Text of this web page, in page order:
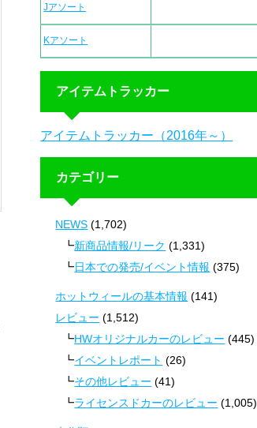
Jアソート
Kアソート
アイテムトラッカー
アイテムトラッカー（2016年～）
カテゴリー
NEWS (1,702)
新商品情報/リーク (1,331)
日本での発売/イベント情報 (375)
ホットウィールの基本情報 (141)
レビュー (1,512)
HWオリジナルカーのレビュー (445)
イベントレポート (26)
その他レビュー (41)
ライセンスドカーのレビュー (1,005)